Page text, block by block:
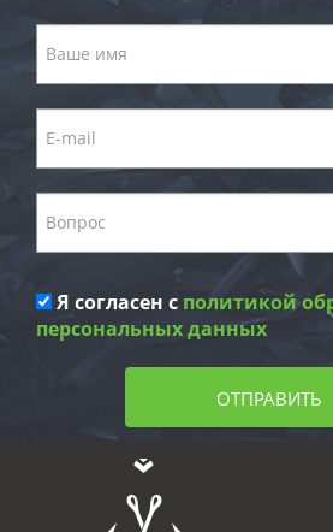
Я согласен с политикой
персональных данных
ОТПРАВИТЬ